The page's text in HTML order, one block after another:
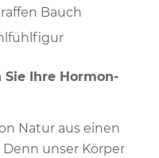
Bauch
Sie Ihre Hormon-
Natur aus einen
unser Körper